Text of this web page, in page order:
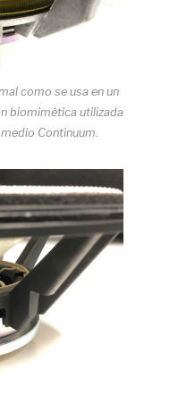
como se usa en un
biomimética utilizada
Continuum.